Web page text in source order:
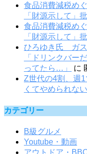
食品消費減税め
「財源示して」
食品消費減税め
「財源示して」
ひろゆき氏 ガス
「ドリンクバー
ってたら…」
に
Z世代の4割、週
くてやめられな
カテゴリー
B級グルメ
Youtube・動画
アウトドア・